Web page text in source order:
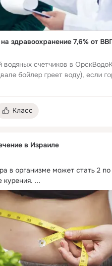
здравоохранение 7,6% от
счетчиков в
бойлер греет воду), если
Энергосб...
Класс
в Израиле
в организме может стать 2 по
курения. ...